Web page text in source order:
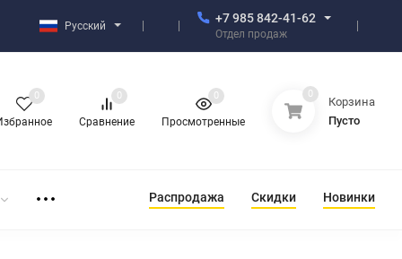
Русский
+7 985 842-41-62
Отдел продаж
0
Сравнение
0
Просмотренные
0 0
Корзина
Пусто
Распродажа Скидки Новинки